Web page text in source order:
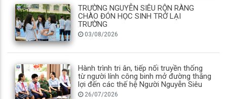
TRƯỜNG NGUYỄN SIÊU RỘN RÀNG
CHÀO ĐÓN HỌC SINH TRỞ LẠI
TRƯỜNG
03/08/2026
Hành trình tri ân, tiếp nối truyền thống
từ người lính công binh mở đường thắng
lợi đến các thế hệ Người Nguyễn Siêu
26/07/2026